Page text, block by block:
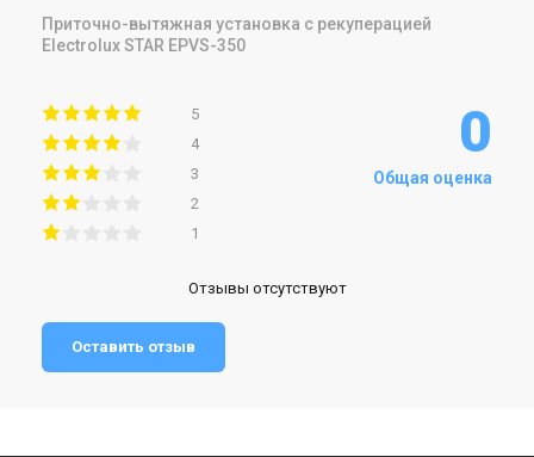
Приточно-вытяжная установка с рекуперацией
Electrolux STAR EPVS-350
5
4
3
2
1
0
Общая оценка
Отзывы отсутствуют
Оставить отзыв